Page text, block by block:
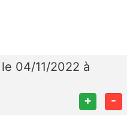
le 04/11/2022 à
+ -